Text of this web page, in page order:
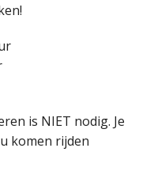
is NIET nodig. Je
komen rijden